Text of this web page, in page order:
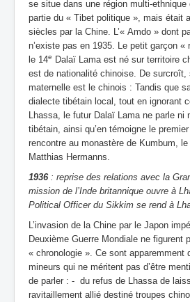
se situe dans une région multi-ethnique
partie du « Tibet politique », mais était
siècles par la Chine. L’« Amdo » dont
n’existe pas en 1935. Le petit garçon
le 14e
Dalaï Lama est né sur territoire
est de nationalité chinoise. De surcroît,
maternelle est le chinois : Tandis que
dialecte tibétain local, tout en ignorant
Lhassa, le futur Dalaï Lama ne parle ni
tibétain, ainsi qu’en témoigne le
rencontre au monastère de Kumbum,
Matthias Hermanns.
1936 : reprise des relations avec la
mission de l’Inde britannique ouvre à
Political Officer du Sikkim se rend à
L’invasion de la Chine par le Japon
Deuxième Guerre Mondiale ne figurent
« chronologie ». Ce sont apparemment
mineurs qui ne méritent pas d’être
de parler : - du refus de Lhassa de
ravitaillement allié destiné troupes